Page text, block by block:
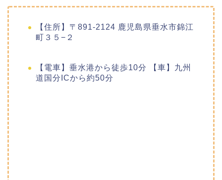
【住所】〒891-2124 鹿児島県垂水市錦江
町３５−２
【電車】垂水港から徒歩10分 【車】九州
道国分ICから約50分